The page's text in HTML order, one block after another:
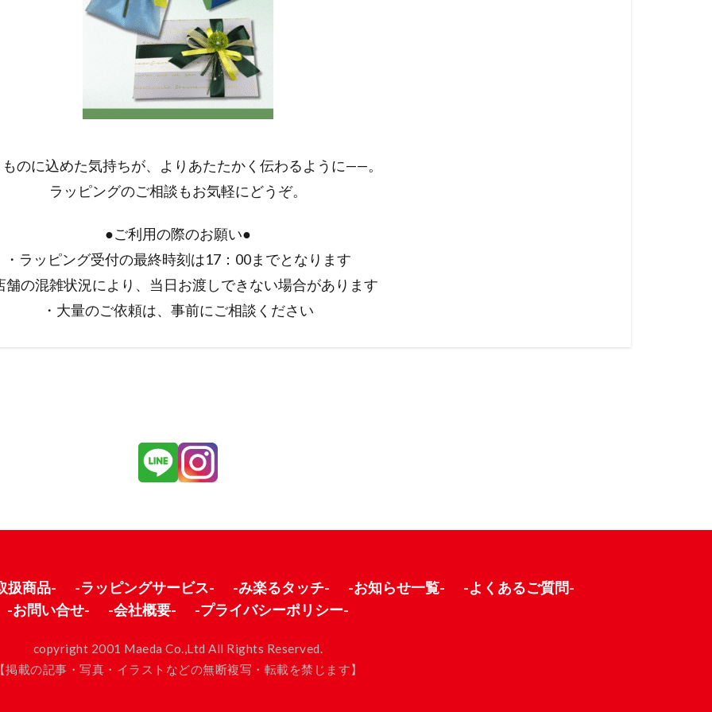
のに込めた気持ちが、よりあたたかく伝わるように——。
ラッピングのご相談もお気軽にどうぞ。
●ご利用の際のお願い●
・ラッピング受付の最終時刻は17：00までとなります
舗の混雑状況により、当日お渡しできない場合があります
・大量のご依頼は、事前にご相談ください
扱商品- -ラッピングサービス- -み楽るタッチ- -お知らせ一覧-
-よくあるご質問-
-お問い合せ-
-会社概要- -プライバシーポリシー-
copyright 2001 Maeda Co.,Ltd All Rights Reserved.
掲載の記事・写真・イラストなどの無断複写・転載を禁じます】